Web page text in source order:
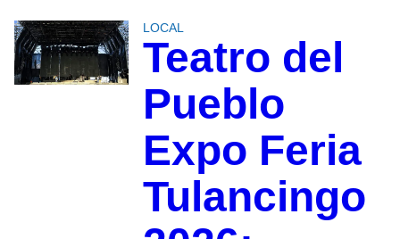
LOCAL
Teatro del
Pueblo
Expo Feria
Tulancingo